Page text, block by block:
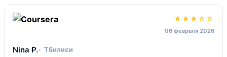
★★★☆☆
06 февраля 2026
Nina P.
Тбилиси